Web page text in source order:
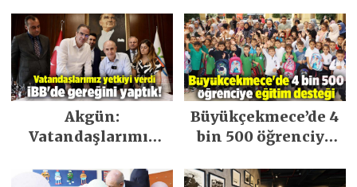
müzikseverlerle
buluşturdu
Akgün:
Vatandaşlarımız
gereğini yaptık!
Büyükçekmece’de 4
bin 500 öğrenciye
veriliyor